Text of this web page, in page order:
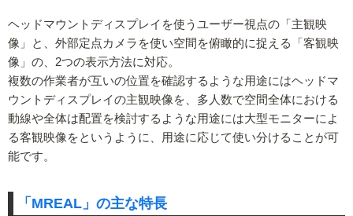
ヘッドマウントディスプレイを使うユーザー視点の「主観映
像」と、外部定点カメラを使い空間を俯瞰的に捉える「客観映
像」の、2つの表示方法に対応。
複数の作業者が互いの位置を確認するような用途にはヘッドマ
ウントディスプレイの主観映像を、多人数で空間全体における
動線や全体は配置を検討するような用途には大型モニターによ
る客観映像をというように、用途に応じて使い分けることが可
能です。
「MREAL」の主な特長